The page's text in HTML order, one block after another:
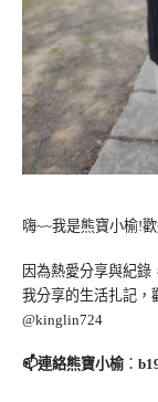
嗨~~我是熊寶小榆!
因為熱愛分享與紀
我分享的生活扎記，
@kinglin724
📫連絡熊寶小榆：